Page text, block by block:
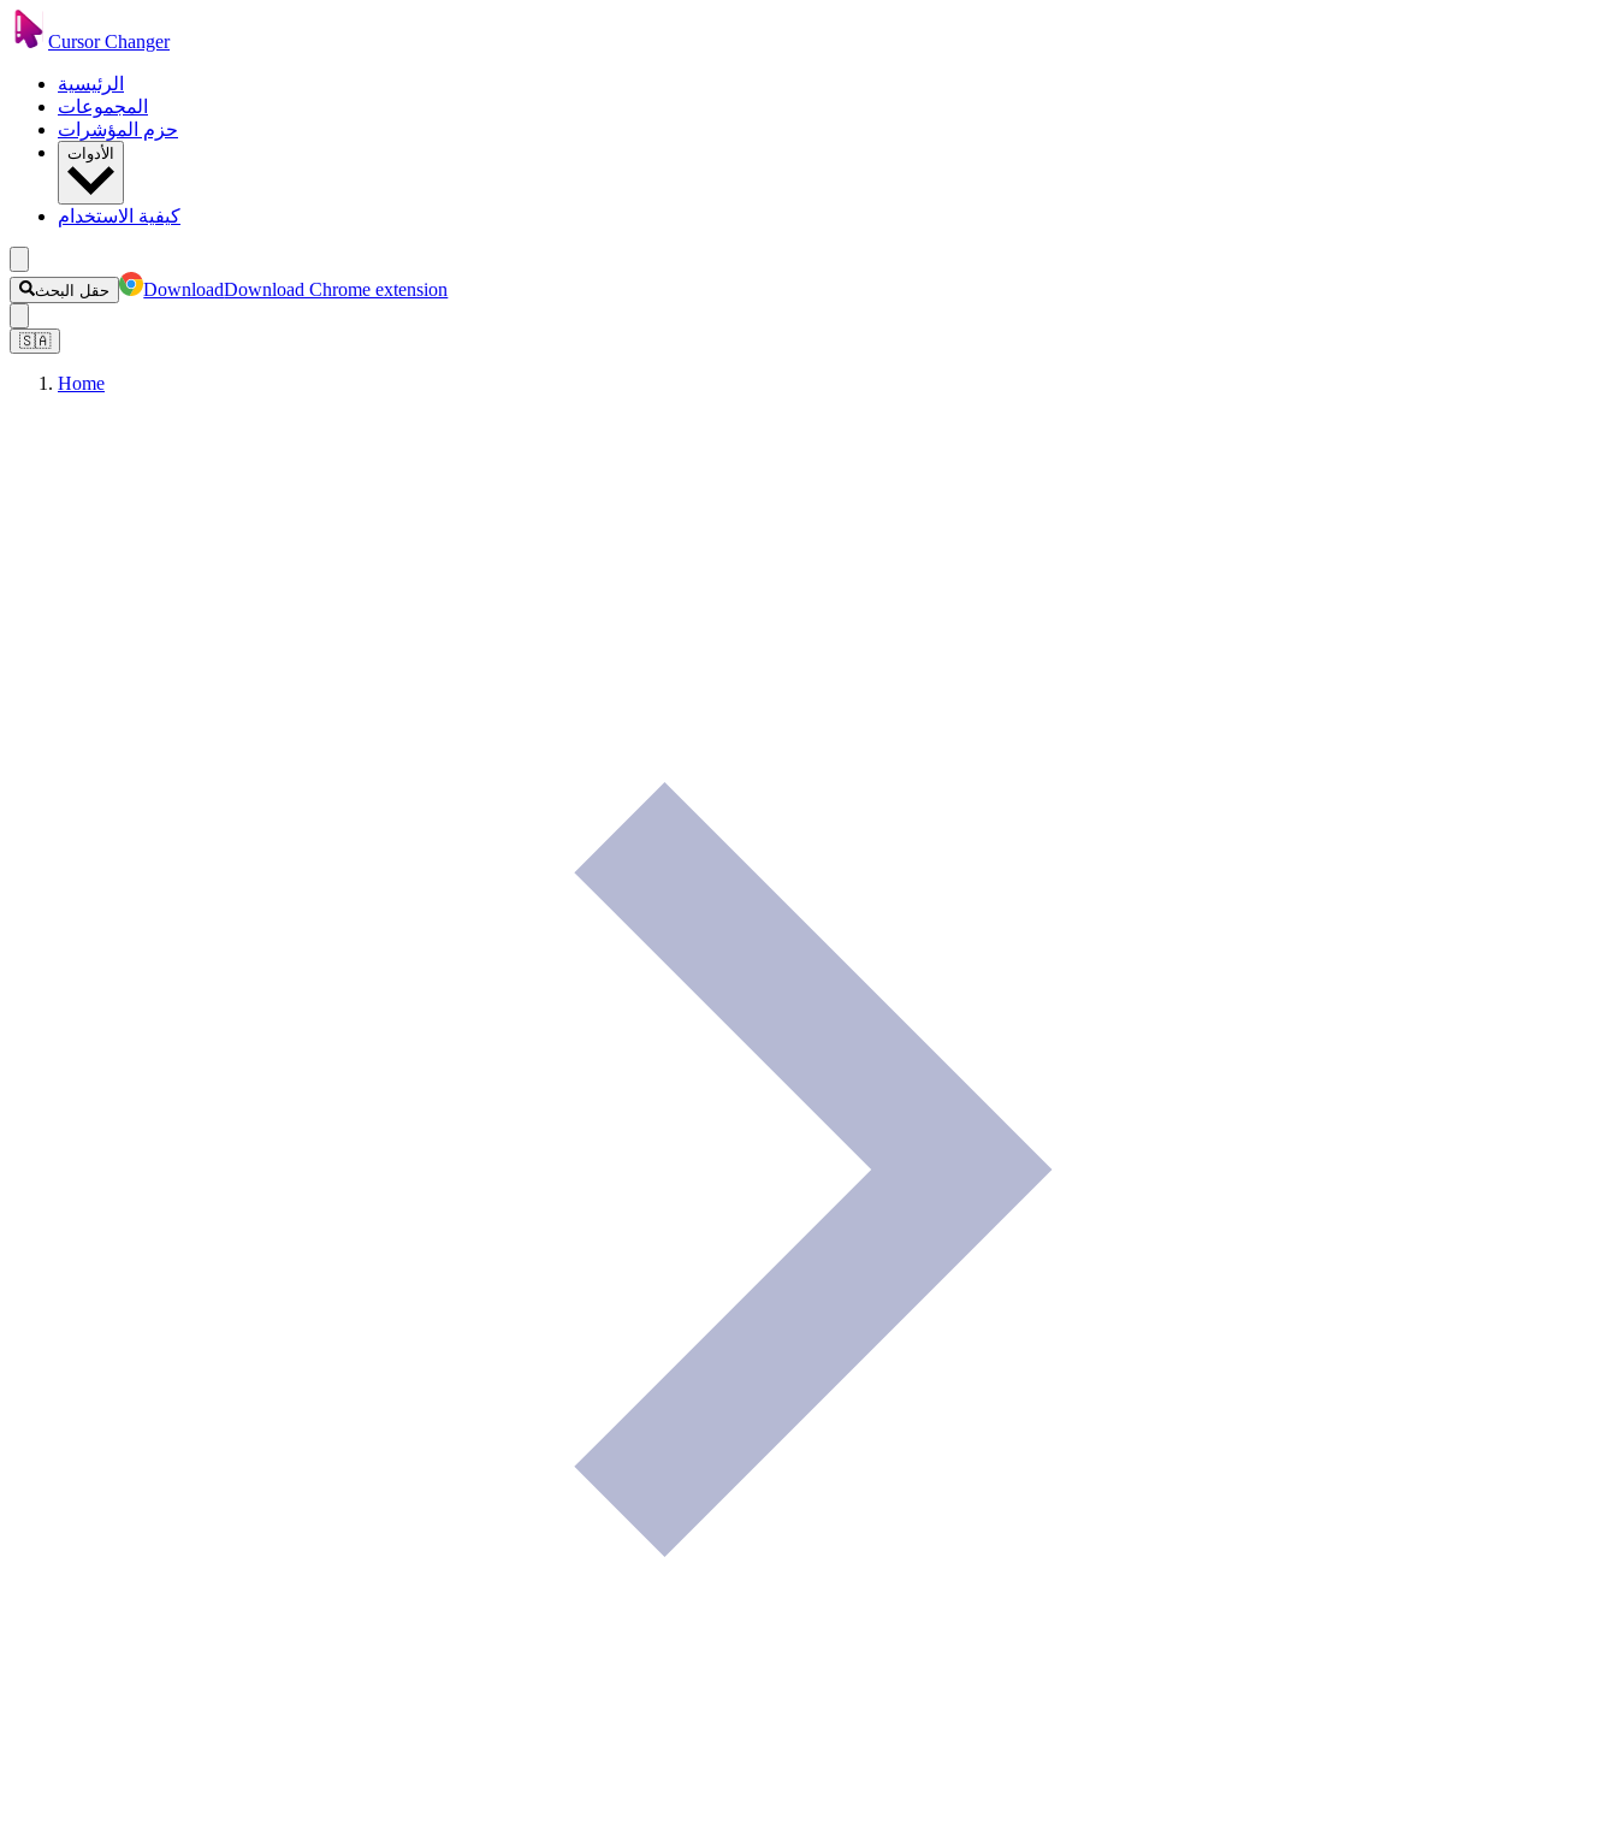
Cursor Changer
الرئيسية
المجموعات
حزم المؤشرات
الأدوات
كيفية الاستخدام
حقل البحث DownloadDownload Chrome extension
🇸🇦
Home